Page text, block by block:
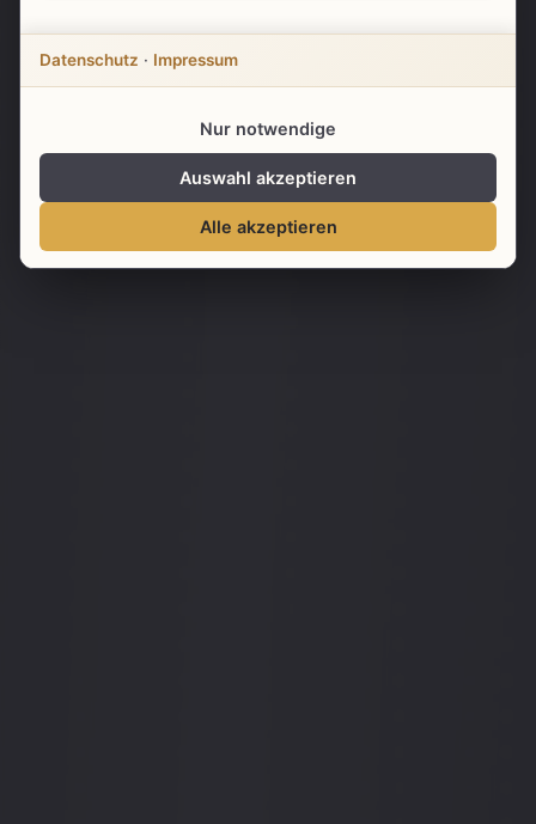
Angebot anfordern
Datenschutz · Impressum
Nur notwendige
Auswahl akzeptieren
Alle akzeptieren